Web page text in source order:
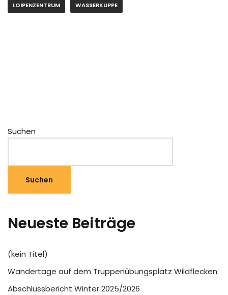
LOIPENZENTRUM WASSERKUPPE
Suchen
Suchen
Neueste Beiträge
(kein Titel)
Wandertage auf dem Truppenübungsplatz Wildflecken
Abschlussbericht Winter 2025/2026